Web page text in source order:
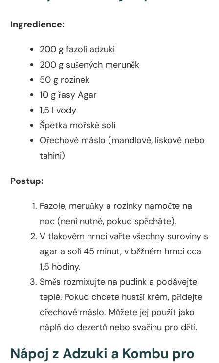
Ingredience:
200 g fazolí adzuki
200 g sušených meruněk
50 g rozinek
10 g řasy Agar
1,5 l vody
Špetka mořské soli
Ořechové máslo (mandlové, lískové nebo
tahini)
Postup:
Fazole, meruňky a rozinky namočte na
noc (není nutné, pokud spěcháte).
V tlakovém hrnci vařte všechny suroviny s
agar a solí 45 minut, v běžném hrnci cca
1,5 hodiny.
Směs rozmixujte na pudink a podávejte
teplé. Pokud chcete hustší krém, přidejte
ořechové máslo. Můžete jej použít jako
náplň do dezertů nebo svačinu pro děti.
Nápoj z Adzuki a Kombu pro